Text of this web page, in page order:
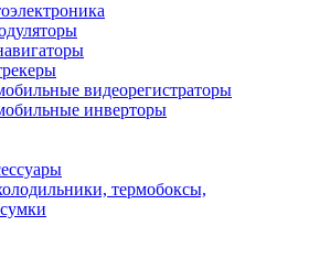
видеорегистраторы
инверторы
термобоксы,